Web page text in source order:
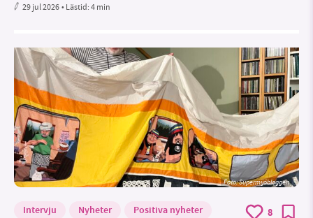
29 jul 2026• Lästid:4 min
Foto: Supermijöbloggen
Intervju Nyheter Positiva nyheter 8